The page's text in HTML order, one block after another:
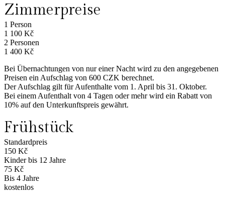
Zimmerpreise
1 Person
1 100 Kč
2 Personen
1 400 Kč
Bei Übernachtungen von nur einer Nacht wird zu den angegebenen
Preisen ein Aufschlag von 600 CZK berechnet.
Der Aufschlag gilt für Aufenthalte vom 1. April bis 31. Oktober.
Bei einem Aufenthalt von 4 Tagen oder mehr wird ein Rabatt von
10% auf den Unterkunftspreis gewährt.
Frühstück
Standardpreis
150 Kč
Kinder bis 12 Jahre
75 Kč
Bis 4 Jahre
kostenlos